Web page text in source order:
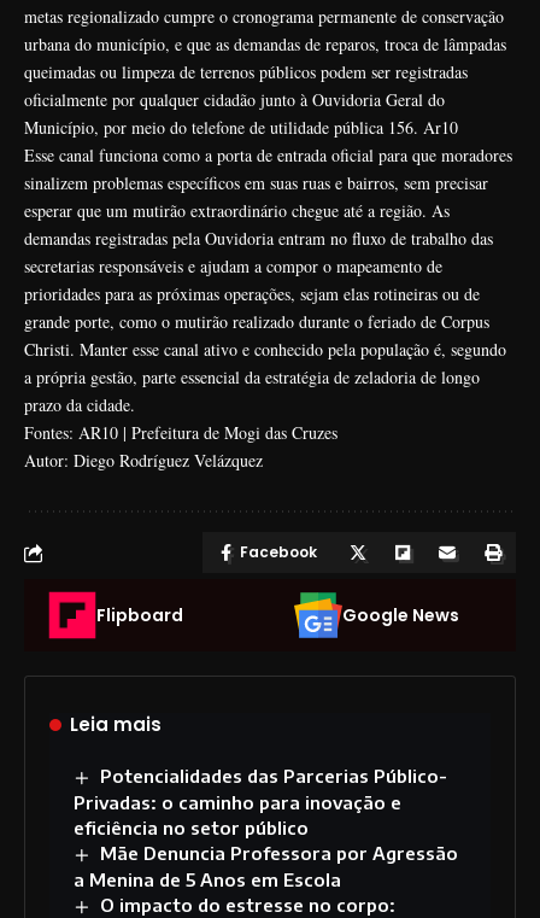
metas regionalizado cumpre o cronograma permanente de conservação
urbana do município, e que as demandas de reparos, troca de lâmpadas
queimadas ou limpeza de terrenos públicos podem ser registradas
oficialmente por qualquer cidadão junto à Ouvidoria Geral do
Município, por meio do telefone de utilidade pública 156. Ar10
Esse canal funciona como a porta de entrada oficial para que moradores
sinalizem problemas específicos em suas ruas e bairros, sem precisar
esperar que um mutirão extraordinário chegue até a região. As
demandas registradas pela Ouvidoria entram no fluxo de trabalho das
secretarias responsáveis e ajudam a compor o mapeamento de
prioridades para as próximas operações, sejam elas rotineiras ou de
grande porte, como o mutirão realizado durante o feriado de Corpus
Christi. Manter esse canal ativo e conhecido pela população é, segundo
a própria gestão, parte essencial da estratégia de zeladoria de longo
prazo da cidade.
Fontes: AR10 | Prefeitura de Mogi das Cruzes
Autor: Diego Rodríguez Velázquez
Facebook
Flipboard Google News
Leia mais
Potencialidades das Parcerias Público-
Privadas: o caminho para inovação e
eficiência no setor público
Mãe Denuncia Professora por Agressão
a Menina de 5 Anos em Escola
O impacto do estresse no corpo: